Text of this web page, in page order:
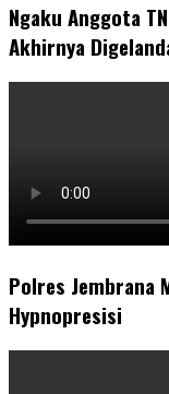
Ngaku Anggota
Akhirnya
Polres Jembrana
Hypnopresisi